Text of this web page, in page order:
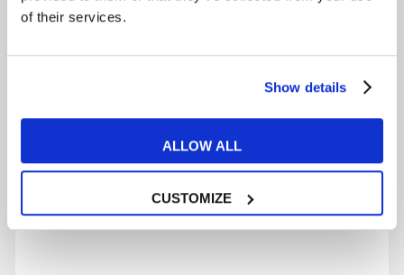
of their services.
Show details
ALLOW ALL
CUSTOMIZE